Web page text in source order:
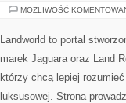
MOŻLIWOŚĆ
Landworld to portal
marek Jaguara oraz Land
którzy chcą lepiej
luksusowej. Strona